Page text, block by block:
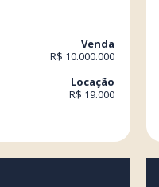
Venda
R$ 10.000.000
Locação
R$ 19.000